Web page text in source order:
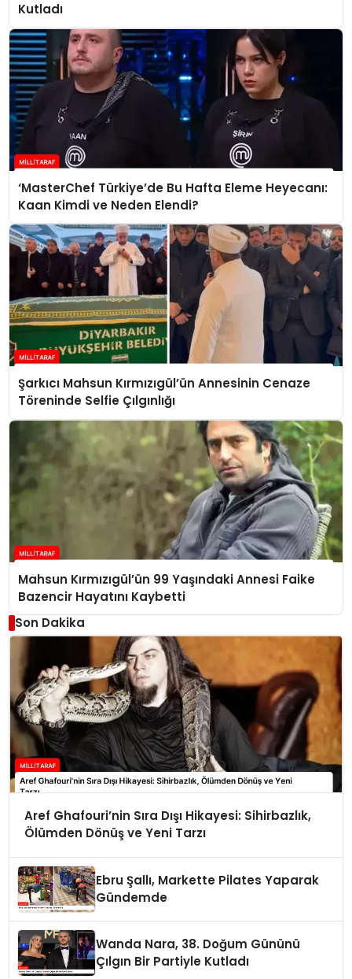
Kutladı
‘MasterChef Türkiye’de Bu Hafta Eleme Heyecanı:
Kaan Kimdi ve Neden Elendi?
Şarkıcı Mahsun Kırmızıgül’ün Annesinin Cenaze
Töreninde Selfie Çılgınlığı
Mahsun Kırmızıgül’ün 99 Yaşındaki Annesi Faike
Bazencir Hayatını Kaybetti
Son Dakika
Aref Ghafouri’nin Sıra Dışı Hikayesi: Sihirbazlık,
Ölümden Dönüş ve Yeni Tarzı
Ebru Şallı, Markette Pilates Yaparak
Gündemde
Wanda Nara, 38. Doğum Gününü
Çılgın Bir Partiyle Kutladı